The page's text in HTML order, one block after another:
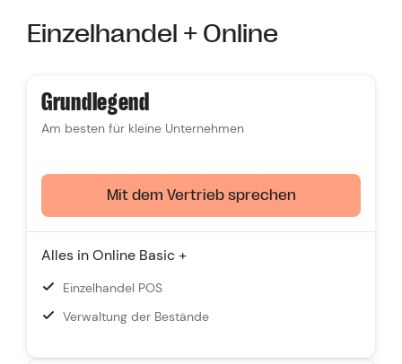
Verfolgung des Datenverkehrs über mehrere
B2B-Großhandel
Engagierter24/7-Support
Einzelhandel + Online
Grundlegend
Am besten für kleine Unternehmen
Mit dem Vertrieb sprechen
Alles in Online Basic +
Einzelhandel POS
Verwaltung der Bestände